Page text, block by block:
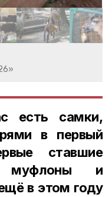
есть самки,
в первый
ставшие
и
в этом году